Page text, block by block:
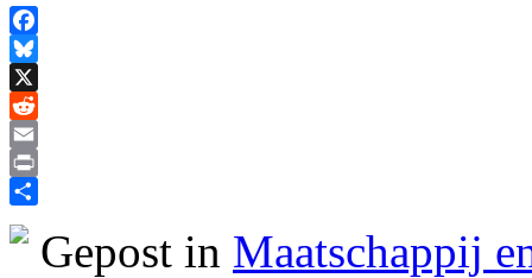
Facebook
Bluesky
X
Reddit
Email
Print
Gepost in Maatschappij